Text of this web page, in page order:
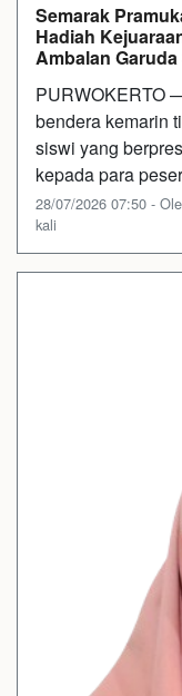
Semarak
Hadiah
Ambalan
PURWOKERTO
bendera kemarin
siswi yang
kepada para
28/07/2026 07:50 -
kali